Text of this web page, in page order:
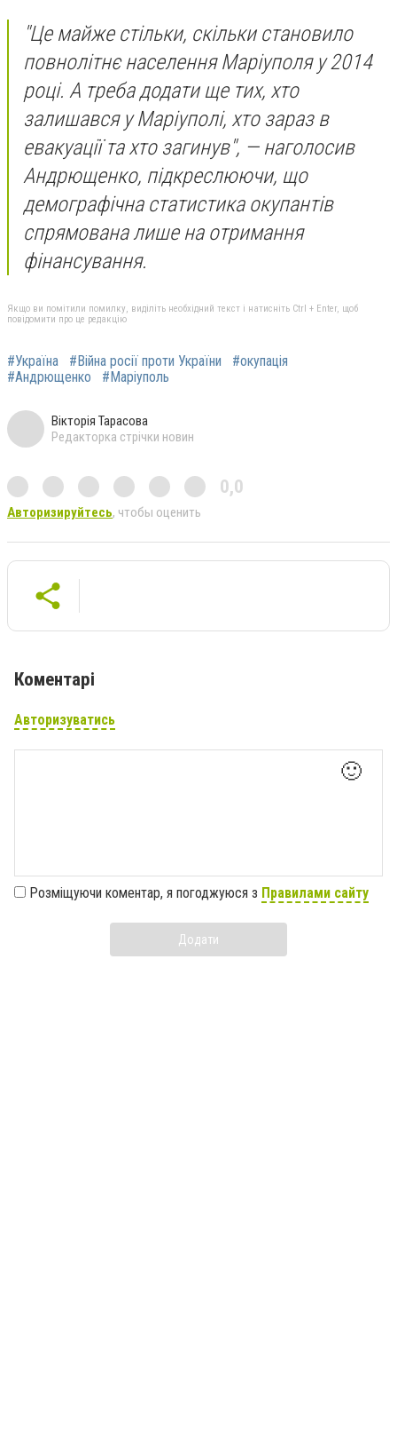
"Це майже стільки, скільки становило
повнолітнє населення Маріуполя у 2014
році. А треба додати ще тих, хто
залишався у Маріуполі, хто зараз в
евакуації та хто загинув", — наголосив
Андрющенко, підкреслюючи, що
демографічна статистика окупантів
спрямована лише на отримання
фінансування.
Якщо ви помітили помилку, виділіть необхідний текст і натисніть Ctrl + Enter, щоб
повідомити про це редакцію
#Україна #Війна росії проти України
#окупація
#Андрющенко
#Маріуполь
Вікторія Тарасова
Редакторка стрічки новин
0,0
Авторизируйтесь, чтобы оценить
Коментарі
Авторизуватись
🙂
Розміщуючи коментар, я погоджуюся з Правилами сайту
Додати